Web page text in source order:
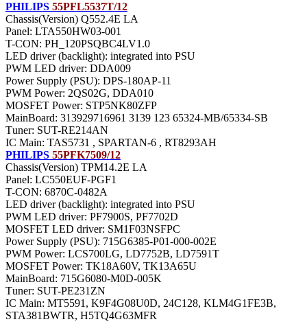
PHILIPS 55PFL5537T/12
Chassis(Version) Q552.4E LA
Panel: LTA550HW03-001
T-CON: PH_120PSQBC4LV1.0
LED driver (backlight): integrated into PSU
PWM LED driver: DDA009
Power Supply (PSU): DPS-180AP-11
PWM Power: 2QS02G, DDA010
MOSFET Power: STP5NK80ZFP
MainBoard: 313929716961 3139 123 65324-MB/65334-SB
Тuner: SUT-RE214AN
IC Main: TAS5731 , SPARTAN-6 , RT8293AH
PHILIPS 55PFK7509/12
Chassis(Version) TPM14.2E LA
Panel: LC550EUF-PGF1
T-CON: 6870C-0482A
LED driver (backlight): integrated into PSU
PWM LED driver: PF7900S, PF7702D
MOSFET LED driver: SM1F03NSFPC
Power Supply (PSU): 715G6385-P01-000-002E
PWM Power: LCS700LG, LD7752B, LD7591T
MOSFET Power: TK18A60V, TK13A65U
MainBoard: 715G6080-M0D-005K
Тuner: SUT-PE231ZN
IC Main: MT5591, K9F4G08U0D, 24C128, KLM4G1FE3B,
STA381BWTR, H5TQ4G63MFR